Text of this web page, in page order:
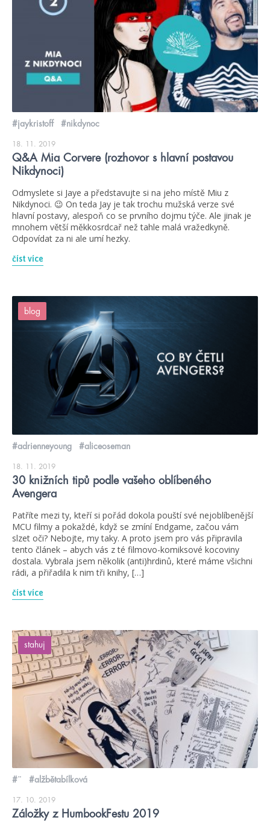
#jaykristoff #nikdynoc
18. 11. 2019
Q&A Mia Corvere (rozhovor s hlavní postavou
Nikdynoci)
Odmyslete si Jaye a představujte si na jeho místě Miu z
Nikdynoci. 😉 On teda Jay je tak trochu mužská verze své
hlavní postavy, alespoň co se prvního dojmu týče. Ale jinak je
mnohem větší měkkosrdcař než tahle malá vražedkyně.
Odpovídat za ni ale umí hezky.
číst více
blog
#adrienneyoung #aliceoseman
18. 11. 2019
30 knižních tipů podle vašeho oblíbeného
Avengera
Patříte mezi ty, kteří si pořád dokola pouští své nejoblíbenější
MCU filmy a pokaždé, když se zmíní Endgame, začou vám
slzet oči? Nebojte, my taky. A proto jsem pro vás připravila
tento článek – abych vás z té filmovo-komiksové kocoviny
dostala. Vybrala jsem několik (anti)hrdinů, které máme všichni
rádi, a přiřadila k nim tři knihy, […]
číst více
stahuj
#¨ #alžbětabílková
17. 10. 2019
Záložky z HumbookFestu 2019